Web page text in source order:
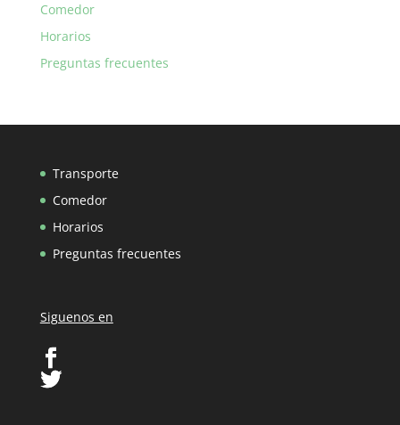
Comedor
Horarios
Preguntas frecuentes
Transporte
Comedor
Horarios
Preguntas frecuentes
Siguenos en